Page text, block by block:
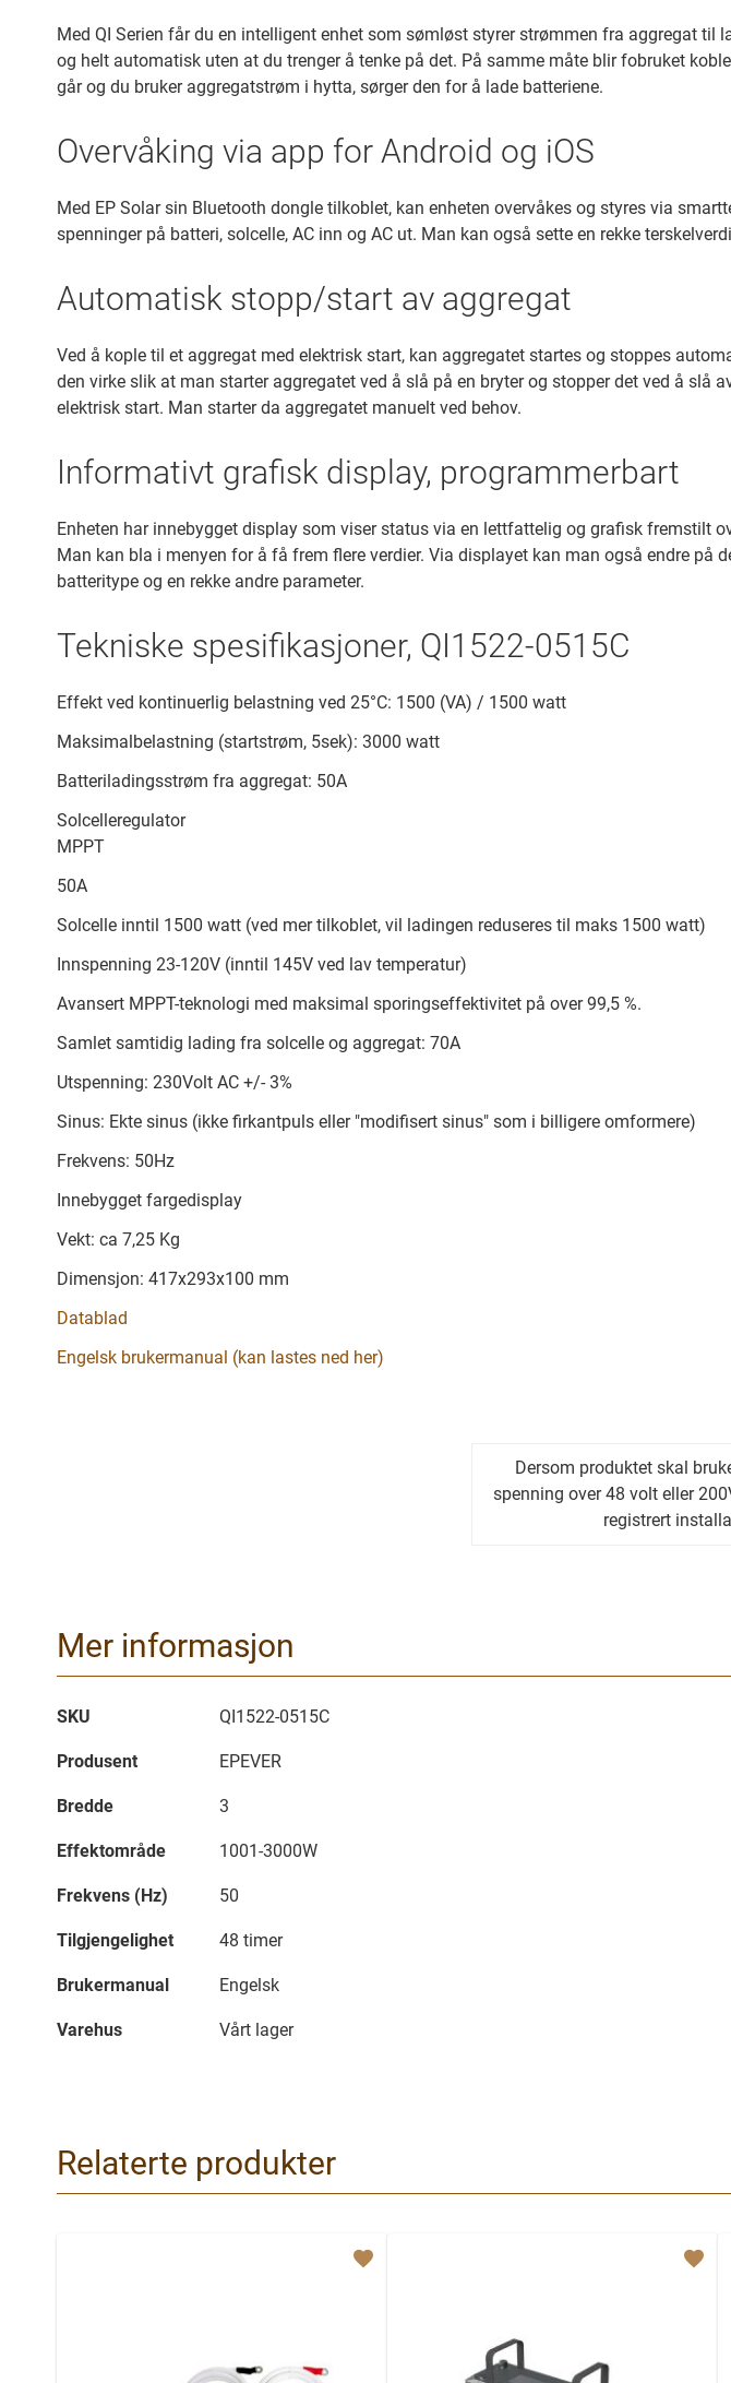
Med QI Serien får du en intelligent enhet som sømløst styrer strømmen fra aggregat
og helt automatisk uten at du trenger å tenke på det. På samme måte blir fobruket
går og du bruker aggregatstrøm i hytta, sørger den for å lade batteriene.
Overvåking via app for Android og iOS
Med EP Solar sin Bluetooth dongle tilkoblet, kan enheten overvåkes og styres via
spenninger på batteri, solcelle, AC inn og AC ut. Man kan også sette en rekke
Automatisk stopp/start av aggregat
Ved å kople til et aggregat med elektrisk start, kan aggregatet startes og stoppes
den virke slik at man starter aggregatet ved å slå på en bryter og stopper det ved å slå
elektrisk start. Man starter da aggregatet manuelt ved behov.
Informativt grafisk display, programmerbart
Enheten har innebygget display som viser status via en lettfattelig og grafisk fremstilt
Man kan bla i menyen for å få frem flere verdier. Via displayet kan man også endre
batteritype og en rekke andre parameter.
Tekniske spesifikasjoner, QI1522-0515C
Effekt ved kontinuerlig belastning ved 25°C: 1500 (VA) / 1500 watt
Maksimalbelastning (startstrøm, 5sek): 3000 watt
Batteriladingsstrøm fra aggregat: 50A
Solcelleregulator
MPPT
50A
Solcelle inntil 1500 watt (ved mer tilkoblet, vil ladingen reduseres til maks 1500 watt)
Innspenning 23-120V (inntil 145V ved lav temperatur)
Avansert MPPT-teknologi med maksimal sporings­effektivitet på over 99,5 %.
Samlet samtidig lading fra solcelle og aggregat: 70A
Utspenning: 230Volt AC +/- 3%
Sinus: Ekte sinus (ikke firkantpuls eller "modifisert sinus" som i billigere omformere)
Frekvens: 50Hz
Innebygget fargedisplay
Vekt: ca 7,25 Kg
Dimensjon: 417x293x100 mm
Datablad
Engelsk brukermanual (kan lastes ned her)
Dersom produktet skal
spenning over 48 volt eller
registrert
Mer informasjon
Mer
SKU QI1522-0515C
Produsent EPEVER
Bredde 3
Effektområde 1001-3000W
Frekvens (Hz) 50
Tilgjengelighet 48 timer
Brukermanual Engelsk
Varehus Vårt lager
Relaterte produkter